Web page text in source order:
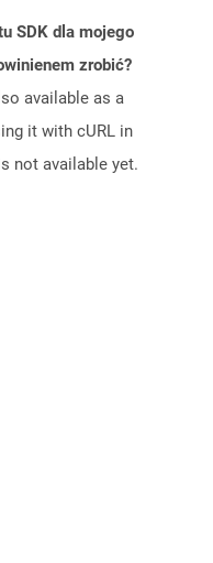
SDK dla mojego
zrobić?
available as a
it with cURL in
not available yet.